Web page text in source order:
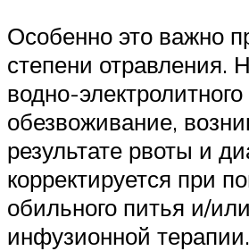
Особенно это важно
степени отравления.
водно-
обезвоживание,
результате рвоты и
корректируется при
обильного питья и/или
инфузионной терапии.